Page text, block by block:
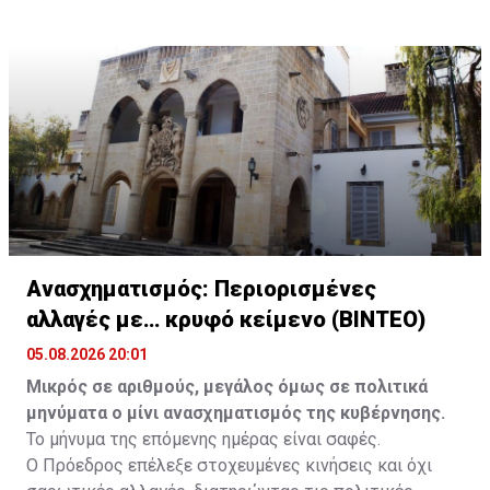
Ανασχηματισμός: Περιορισμένες
αλλαγές με… κρυφό κείμενο (ΒΙΝΤΕΟ)
05.08.2026 20:01
Μικρός σε αριθμούς, μεγάλος όμως σε πολιτικά
μηνύματα ο μίνι ανασχηματισμός της κυβέρνησης.
Το μήνυμα της επόμενης ημέρας είναι σαφές.
Ο Πρόεδρος επέλεξε στοχευμένες κινήσεις και όχι